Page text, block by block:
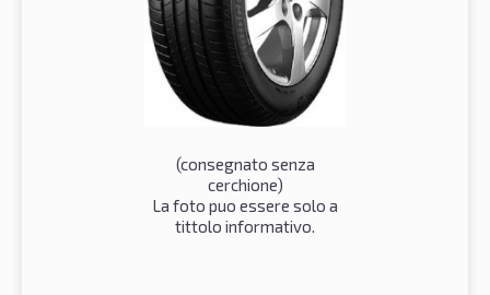
(consegnato senza
cerchione)
La foto puo essere solo a
tittolo informativo.